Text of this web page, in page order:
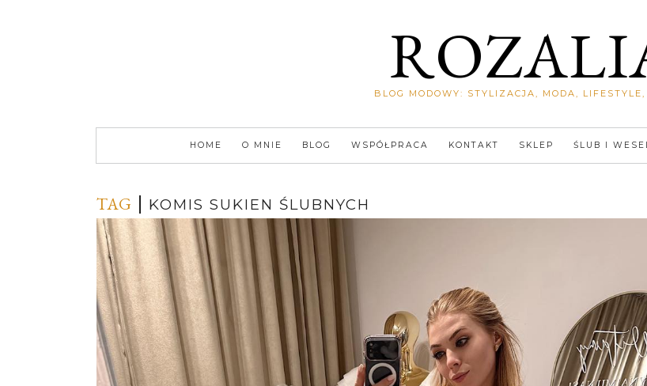
BLOG MODOWY: STYLIZACJA, MODA, LIFESTYLE,
HOME O MNIE BLOG WSPÓŁPRACA KONTAKT SKLEP ŚLUB I
TAG KOMIS SUKIEN ŚLUBNYCH